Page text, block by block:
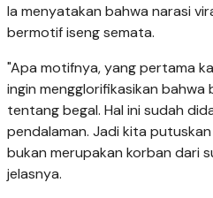
Ia menyatakan bahwa narasi
bermotif iseng semata.
"Apa motifnya, yang pertama
ingin mengglorifikasikan bahwa
tentang begal. Hal ini sudah
pendalaman. Jadi kita
bukan merupakan korban dari
jelasnya.